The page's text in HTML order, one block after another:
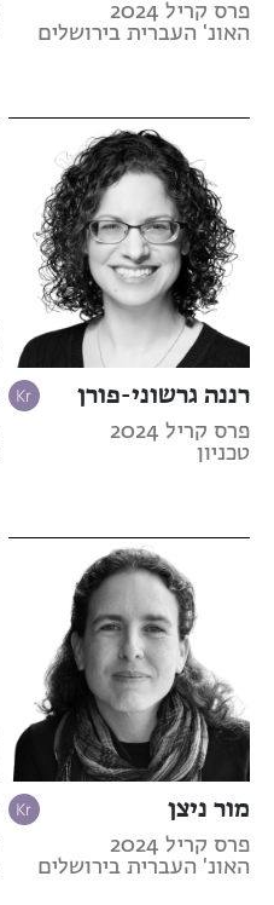
פרס קריל 2024
האונ' העברית בירושלים
רננה גרשוני-פורן
פרס קריל 2024
טכניון
מור ניצן
פרס קריל 2024
האונ' העברית בירושלים